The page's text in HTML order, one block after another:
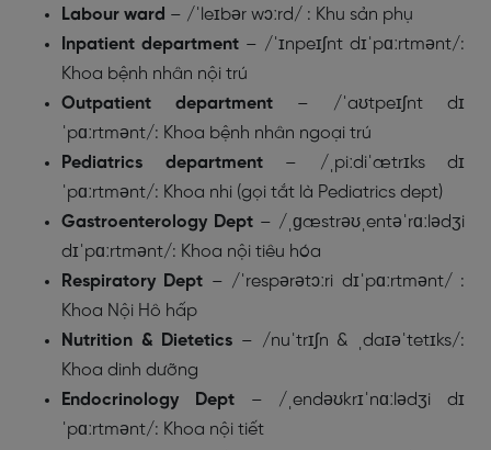
Labour ward – /ˈleɪbər wɔːrd/ : Khu sản phụ
Inpatient department – /ˈɪnpeɪʃnt dɪˈpɑːrtmənt/:
Khoa bệnh nhân nội trú
Outpatient department – /ˈaʊtpeɪʃnt dɪ
ˈpɑːrtmənt/: Khoa bệnh nhân ngoại trú
Pediatrics department– /ˌpiːdiˈætrɪks dɪ
ˈpɑːrtmənt/: Khoa nhi (gọi tắt là Pediatrics dept)
Gastroenterology Dept – /ˌɡæstrəʊˌentəˈrɑːlədʒi
dɪˈpɑːrtmənt/: Khoa nội tiêu hóa
Respiratory Dept – /ˈrespərətɔːri dɪˈpɑːrtmənt/ :
Khoa Nội Hô hấp
Nutrition & Dietetics – /nuˈtrɪʃn & ˌdaɪəˈtetɪks/:
Khoa dinh dưỡng
Endocrinology Dept – /ˌendəʊkrɪˈnɑːlədʒi dɪ
ˈpɑːrtmənt/: Khoa nội tiết